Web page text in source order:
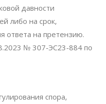
давности
либо на срок,
ответа на претензию.
№ 307-ЭС23-884 по
спора,